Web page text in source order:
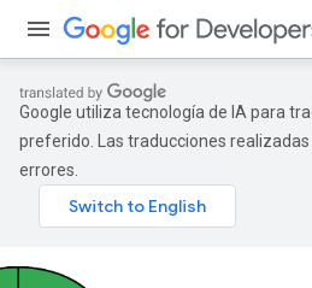
Google utiliza tecnología de IA para
preferido. Las traducciones
errores.